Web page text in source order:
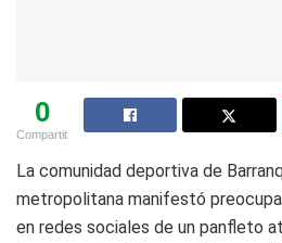
0
Compartit
La comunidad deportiva de
metropolitana manifestó
en redes sociales de un panfleto